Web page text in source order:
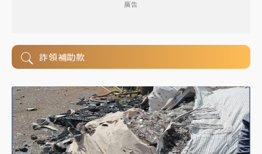
廣告
詐領補助款